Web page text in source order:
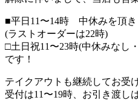
■平日11〜14時 中休みを頂き
(ラストオーダーは22時)
□土日祝11〜23時(中休みなし
です！
テイクアウトも継続してお受
受付は11〜19時、お引き渡し